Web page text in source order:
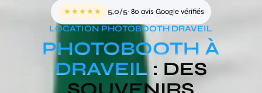
★★★★★ 5,0/5· 80 avis Google vérifiés
LOCATION PHOTOBOOTH DRAVEIL
PHOTOBOOTH À
DRAVEIL: DES